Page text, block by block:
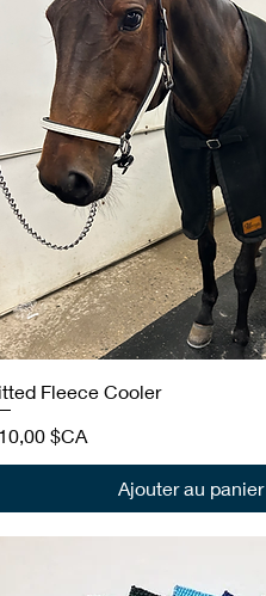
Fleece Cooler
$CA
Ajouter au panier